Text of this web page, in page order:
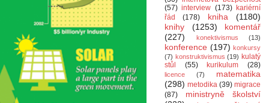
(57) interview (173) kariérní
řád
(178) kniha
(1180)
knihy
(1253)
komentář
(227)
konektivismus (13)
konference (197) konkursy
(7) konstruktivismus (19) kulatý
stůl
(55) kurikulum (28)
licence (7)
matematika
(298) metodika (39) migrace
(87)
ministryně školství